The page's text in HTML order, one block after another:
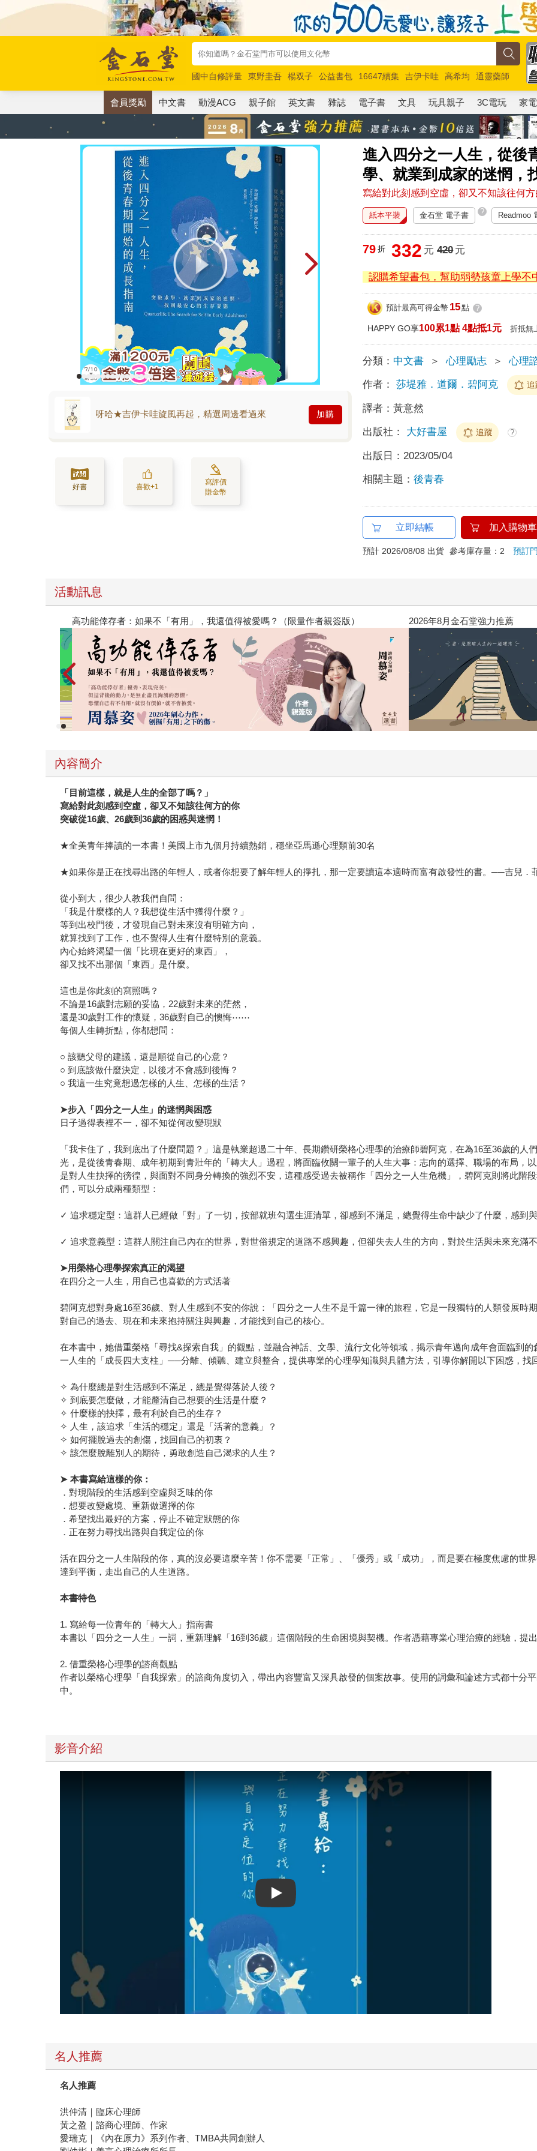
國中自修評量 東野圭吾 楊双子 公益書包 16647續集 吉伊卡哇 高希均
通靈藥師
唯紅花綻放
奧德賽 路邊攤新作 馬斯克 玩具總動員5 超慢跑
會員獎勵 中文書 動漫ACG 親子館 英文書 雜誌 電子書 文具 玩具親子 3C電玩 家電
進入四分之一人生，從後
學、就業到成家的迷惘，
寫給對此刻感到空虛，卻又不知該往何
呀哈★吉伊卡哇旋風再起，精選周邊看過來 加購
好書 喜歡+1
寫評價
賺金幣
紙本平裝 金石堂 電子書 ? Readmoo
79 折 332 元 420元
認購希望書包，幫助弱勢孩童上學不
預計最高可得金幣 15點 ?
HAPPY GO享100累1點 4點抵1元 折抵無
分類： 中文書 ＞ 心理勵志 ＞ 心理
作者： 莎堤雅．道爾．碧阿克 追
譯者：黃意然
出版社： 大好書屋 追蹤 ?
出版日： 2023/05/04
相關主題：後青春
立即結帳 加入購物車
預計 2026/08/08 出貨 參考庫存量：2預訂
活動訊息
閱讀漫遊錄-2026上半年暢銷榜 高功能倖存者：如果不「有用」
內容簡介
「目前這樣，就是人生的全部了嗎？」
寫給對此刻感到空虛，卻又不知該往何方的你
突破從16歲、26歲到36歲的困惑與迷惘！
★全美青年捧讀的一本書！美國上市九個月持續熱銷，穩坐亞馬遜心理類前30名
★如果你是正在找尋出路的年輕人，或者你想要了解年輕人的掙扎，那一定要讀這本適時而富有啟發性的書。──吉兒．
從小到大，很少人教我們自問：
「我是什麼樣的人？我想從生活中獲得什麼？」
等到出校門後，才發現自己對未來沒有明確方向，
就算找到了工作，也不覺得人生有什麼特別的意義。
內心始終渴望一個「比現在更好的東西」，
卻又找不出那個「東西」是什麼。
這也是你此刻的寫照嗎？
不論是16歲對志願的妥協，22歲對未來的茫然，
還是30歲對工作的懷疑，36歲對自己的懊悔⋯⋯
每個人生轉折點，你都想問：
○ 該聽父母的建議，還是順從自己的心意？
○ 到底該做什麼決定，以後才不會感到後悔？
○ 我這一生究竟想過怎樣的人生、怎樣的生活？
➤步入「四分之一人生」的迷惘與困惑
日子過得表裡不一，卻不知從何改變現狀
「我卡住了，我到底出了什麼問題？」這是執業超過二十年、長期鑽研榮格心理學的治療師碧阿克，在為16至36歲的
光，是從後青春期、成年初期到青壯年的「轉大人」過程，將面臨攸關一輩子的人生大事：志向的選擇、職場的布局，
是對人生抉擇的徬徨，與面對不同身分轉換的強烈不安，這種感受過去被稱作「四分之一人生危機」，碧阿克則將此階
們，可以分成兩種類型：
✓ 追求穩定型：這群人已經做「對」了一切，按部就班勾選生涯清單，卻感到不滿足，總覺得生命中缺少了什麼，感到與
✓ 追求意義型：這群人關注自己內在的世界，對世俗規定的道路不感興趣，但卻失去人生的方向，對於生活與未來充滿不
➤用榮格心理學探索真正的渴望
在四分之一人生，用自己也喜歡的方式活著
碧阿克想對身處16至36歲、對人生感到不安的你說：「四分之一人生不是千篇一律的旅程，它是一段獨特的人類發展時
對自己的過去、現在和未來抱持關注與興趣，才能找到自己的核心。
在本書中，她借重榮格「尋找&探索自我」的觀點，並融合神話、文學、流行文化等領域，揭示青年邁向成年會面臨到
一人生的「成長四大支柱」──分離、傾聽、建立與整合，提供專業的心理學知識與具體方法，引導你解開以下困惑，找
✧ 為什麼總是對生活感到不滿足，總是覺得落於人後？
✧ 到底要怎麼做，才能釐清自己想要的生活是什麼？
✧ 什麼樣的抉擇，最有利於自己的生存？
✧ 人生，該追求「生活的穩定」還是「活著的意義」？
✧ 如何擺脫過去的創傷，找回自己的初衷？
✧ 該怎麼脫離別人的期待，勇敢創造自己渴求的人生？
➤ 本書寫給這樣的你：
．對現階段的生活感到空虛與乏味的你
．想要改變處境、重新做選擇的你
．希望找出最好的方案，停止不確定狀態的你
．正在努力尋找出路與自我定位的你
活在四分之一人生階段的你，真的沒必要這麼辛苦！你不需要「正常」、「優秀」或「成功」，而是要在極度焦慮的世
達到平衡，走出自己的人生道路。
本書特色
1. 寫給每一位青年的「轉大人」指南書
本書以「四分之一人生」一詞，重新理解「16到36歲」這個階段的生命困境與契機。作者憑藉專業心理治療的經驗，提
2. 借重榮格心理學的諮商觀點
作者以榮格心理學「自我探索」的諮商角度切入，帶出內容豐富又深具啟發的個案故事。使用的詞彙和論述方式都十分
中。
影音介紹
Play video
名人推薦
名人推薦
洪仲清｜臨床心理師
黃之盈｜諮商心理師、作家
愛瑞克｜《內在原力》系列作者、TMBA共同創辦人